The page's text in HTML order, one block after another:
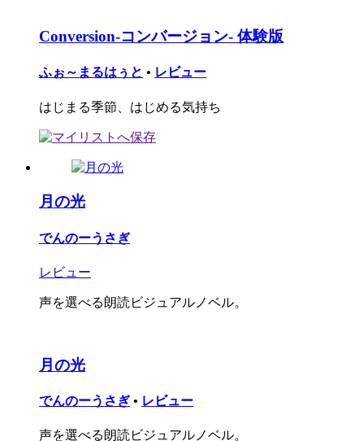
Conversion-コンバージョン- 体験版
ふぉ～まるはぅと • レビュー
はじまる季節、はじめる気持ち
月の光
でんのーうさぎ
レビュー
声を選べる朗読ビジュアルノベル。
月の光
でんのーうさぎ • レビュー
声を選べる朗読ビジュアルノベル。